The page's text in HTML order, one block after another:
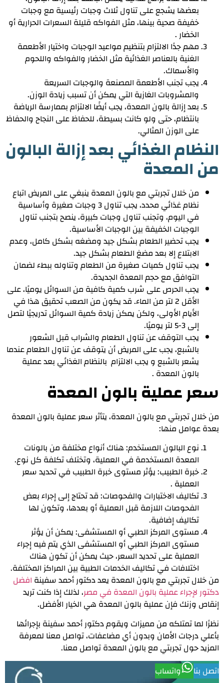
بعضها يشجع على تناول ثلاث وجبات رئيسية مع وجبات
خفيفة صحية بينها، مثل الفواكه قليلة السعرات الحرارية أو
الخضار .
مهم جدًا الالتزام بتنظيم مواعيد الوجبات واختيار الأطعمة
الغنية بالعناصر الغذائية مثل الخضار والفواكه واللحوم
والأسماك.
يجب تجنب الأطعمة المصنعة والوجبات السريعة
والمشروبات الغازية التي يمكن أن تسبب زيادة الوزن.
بعد إزالة بالون المعدة، يجب أيضًا الالتزام بممارسة الرياضة
بانتظام، حتى ولو كانت بسيطة، للحفاظ على النجاح والحفاظ
على الوزن المثالي.
النظام الغذائي بعد إزالة البالون
من المعدة
من خلال تجربتي مع بالون المعدة ينبغي على المريض اتباع
نظام غذائي محدد، يجب تناول 3 وجبات صغيرة وأساسية
في اليوم، وتجنب تناول وجبات كبيرة، ينصح بتجنب تناول
الوجبات الخفيفة بين الوجبات الأساسية.
يجب تحضير الطعام بشكل جيد ومضغه بشكل كامل، وعدم
الابتلاع إلا بعد مضغ الطعام بشكل جيد.
يجب تناول كميات صغيرة من الطعام وتناوله ببطء لضمان
التوافق مع حجم المعدة الجديدة.
يجب الحرص على شرب كمية كافية من السوائل يوميًا، على
الأقل 2 لتر من الماء. قد يكون من الصعب تحقيق هذا في
الأيام الأولى، ولكن يمكن زيادة كمية السوائل تدريجيًا لتصل
إلى 3-5 لتر يوميًا.
يجب التوقف عن تناول الطعام والشراب قبل الشعور
بالشبع، يجب على المريض أن يتوقف عن تناول الطعام عندما
يشعر بالشبع و يجب الالتزام بالنظام الغذائي بعد عملية
بالون المعدة .
سعر عملية بالون المعدة
من خلال تجربتي مع بالون المعدة، يتأثر سعر عملية بالون المعدة
بعدة عوامل منها:
نوع البالون المستخدم: هناك أنواع مختلفة من بالونات
المعدة المستخدمة في العملية، وتختلف تكلفة كل نوع.
خبرة الطبيب: يؤثر مستوى خبرة الطبيب في تحديد سعر
العملية .
تكاليف الاختبارات والفحوصات: قد تحتاج إلى إجراء بعض
الفحوصات اللازمة قبل العملية أو بعدها، وتكون لها
تكاليف إضافية.
مستوى المركز الطبي أو المستشفى: يمكن أن يؤثر
مستوى المركز الطبي أو المستشفى الذي يتم فيه إجراء
العملية على تحديد السعر، حيث يمكن أن تكون هناك
اختلافات في تكاليف الخدمات الطبية بين المراكز المختلفة.
من خلال تجربتي مع بالون المعدة يعد دكتور أحمد سفينة افضل
دكتور لإجراء عملية بالون المعدة في مصر، لذلك إذا كنت تريد
إنقاص وزنك فإن عملية بالون المعدة هي الخيار الأفضل.
نظرًا لما تمتلكه من مميزات ويقوم دكتور أحمد سفينة بإجرائها
بأعلي درجات الأمان وبدون أي مضاعفات، تواصل معنا لمعرفة
المزيد حول تجربتي مع بالون المعدة تواصل معنا.
اتصل بنا
واتساب